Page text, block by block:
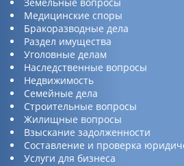
Земельные вопросы
Медицинские споры
Бракоразводные дела
Раздел имущества
Уголовные делам
Наследственные вопросы
Недвижимость
Семейные дела
Строительные вопросы
Жилищные вопросы
Взыскание задолженности
Составление и проверка
Услуги для бизнеса